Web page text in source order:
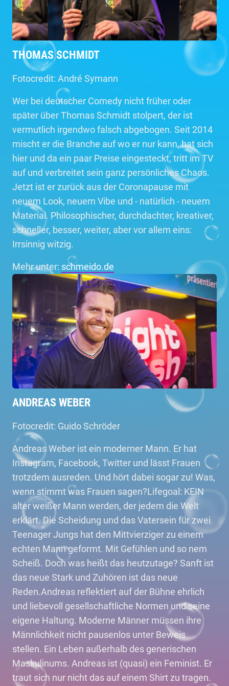
THOMAS SCHMIDT
Fotocredit: André Symann
Wer bei deutscher Comedy nicht früher oder
später über Thomas Schmidt stolpert, der ist
vermutlich irgendwo falsch abgebogen. Seit 2014
mischt er die Branche auf wo er nur kann, hat sich
hier und da ein paar Preise eingesteckt, tritt im TV
auf und verbreitet sein ganz persönliches Chaos.
Jetzt ist er zurück aus der Coronapause mit
neuem Look, neuem Vibe und - natürlich - neuem
Material. Philosophischer, durchdachter, kreativer,
schneller, besser, weiter, aber vor allem eins:
Irrsinnig witzig.
Mehr unter: schmeido.de
ANDREAS WEBER
Fotocredit: Guido Schröder
Andreas Weber ist ein moderner Mann. Er hat
Instagram, Facebook, Twitter und lässt Frauen
trotzdem ausreden. Und hört dabei sogar zu! Was,
wenn stimmt was Frauen sagen?Lifegoal: KEIN
alter weißer Mann werden, der jedem die Welt
erklärt. Die Scheidung und das Vatersein für zwei
Teenager Jungs hat den Mittvierziger zu einem
echten Mann geformt. Mit Gefühlen und so nem
Scheiß. Doch was heißt das heutzutage? Sanft ist
das neue Stark und Zuhören ist das neue
Reden.Andreas reflektiert auf der Bühne ehrlich
und liebevoll gesellschaftliche Normen und seine
eigene Haltung. Moderne Männer müssen ihre
Männlichkeit nicht pausenlos unter Beweis
stellen. Ein Leben außerhalb des generischen
Maskulinums. Andreas ist (quasi) ein Feminist. Er
traut sich nur nicht das auf einem Shirt zu tragen.